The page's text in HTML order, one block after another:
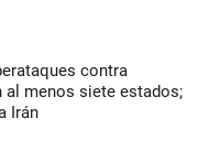
contra
al menos siete estados;
Irán